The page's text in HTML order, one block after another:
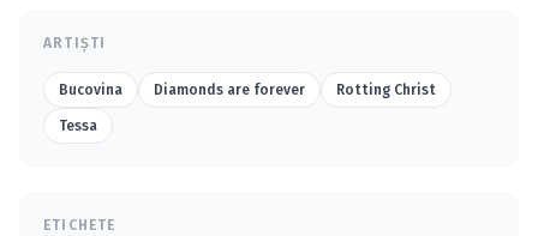
ARTIȘTI
Bucovina Diamonds are forever Rotting Christ
Tessa
ETICHETE